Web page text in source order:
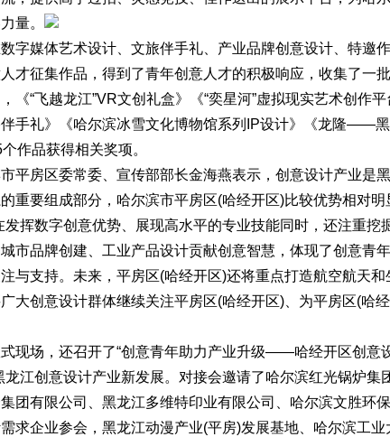
量。
媒体艺术设计、文旅伴手礼、产业品牌创意设计、特邀
才征集作品，得到了青年创意人才的积极响应，收集了一
《“飞越龙江”VR文创礼盒》《“奕星河”虚拟现实艺术创作
手礼》《哈尔滨冰雪文化博物馆系列IP设计》《龙隆——
作品获得相关奖项。
房区委常委、宣传部部长金海燕表示，创意设计产业是
重要组成部分，哈尔滨市平房区(哈经开区)比较优势相对明
发挥数字创意优势、展现高水平的专业技能同时，还注重挖
市品牌创建、工业产品设计贡献创意智慧，体现了创意青
与支持。未来，平房区(哈经开区)还将重点打造航空航天
大创意设计群体继续关注平房区(哈经开区)、为平房区(哈
场，还召开了“创意青年助力产业升级——哈经开区创意
龙江创意设计产业新发展。对接会邀请了哈尔滨红光锅炉集
团有限公司、黑龙江多维特印业有限公司、哈尔滨文胜环
求企业参会，黑龙江动漫产业(平房)发展基地、哈尔滨工